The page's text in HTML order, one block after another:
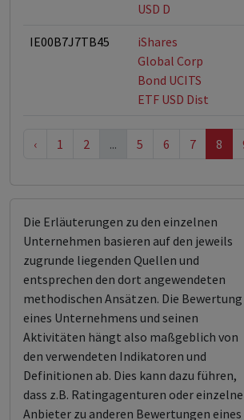
USD D
IE00B7J7TB45
iShares
Global Corp
Bond UCITS
ETF USD Dist
‹ 1 2 ... 5 6 7 8
Die Erläuterungen zu den einzelnen
Unternehmen basieren auf den jeweils
zugrunde liegenden Quellen und
entsprechen den dort angewendeten
methodischen Ansätzen. Die Bewertung
eines Unternehmens und seinen
Aktivitäten hängt also maßgeblich von
den verwendeten Indikatoren und
Definitionen ab. Dies kann dazu führen,
dass z.B. Ratingagenturen oder einzelne
Anbieter zu anderen Bewertungen eines